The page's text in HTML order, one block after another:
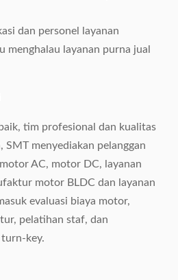
dan personel layanan
menghalau layanan purna jual
tim profesional dan kualitas
SMT menyediakan pelanggan
AC, motor DC, layanan
motor BLDC dan layanan
evaluasi biaya motor,
pelatihan staf, dan
key.